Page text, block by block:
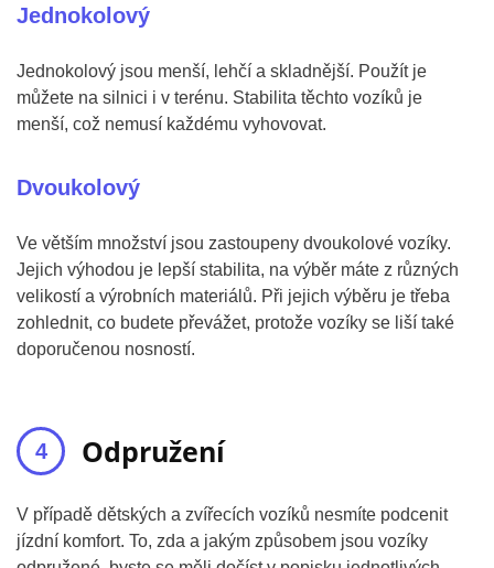
Jednokolový
Jednokolový jsou menší, lehčí a skladnější. Použít je
můžete na silnici i v terénu. Stabilita těchto vozíků je
menší, což nemusí každému vyhovovat.
Dvoukolový
Ve větším množství jsou zastoupeny dvoukolové vozíky.
Jejich výhodou je lepší stabilita, na výběr máte z různých
velikostí a výrobních materiálů. Při jejich výběru je třeba
zohlednit, co budete převážet, protože vozíky se liší také
doporučenou nosností.
Odpružení
V případě dětských a zvířecích vozíků nesmíte podcenit
jízdní komfort. To, zda a jakým způsobem jsou vozíky